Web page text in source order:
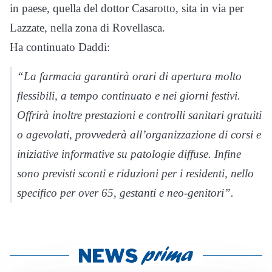
in paese, quella del dottor Casarotto, sita in via per
Lazzate, nella zona di Rovellasca.
Ha continuato Daddi:
“La farmacia garantirà orari di apertura molto
flessibili, a tempo continuato e nei giorni festivi.
Offrirà inoltre prestazioni e controlli sanitari gratuiti
o agevolati, provvederà all’organizzazione di corsi e
iniziative informative su patologie diffuse. Infine
sono previsti sconti e riduzioni per i residenti, nello
specifico per over 65, gestanti e neo-genitori”.